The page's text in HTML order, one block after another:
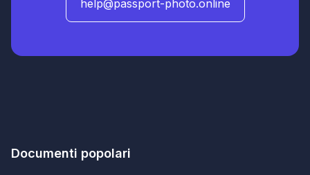
help@passport-photo.online
Documenti popolari